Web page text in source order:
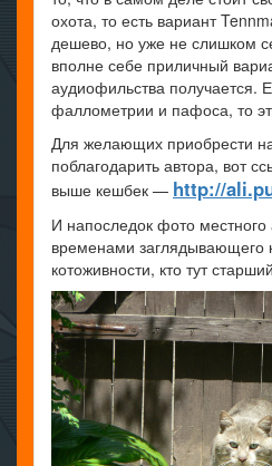
охота, то есть вариант
дешево, но уже не слишком
вполне себе приличный
аудиофильства получается.
фаллометрии и пафоса, то
Для желающих приобрести
поблагодарить автора, вот
выше кешбек — http://
И напоследок фото местного
временами заглядывающего
котоживности, кто тут